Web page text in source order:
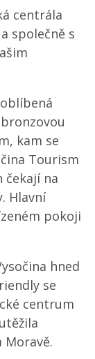
centrála
společně s
kam se
Tourism
čekají na
Hlavní
pokoji
hned
se
centrum
Moravě.